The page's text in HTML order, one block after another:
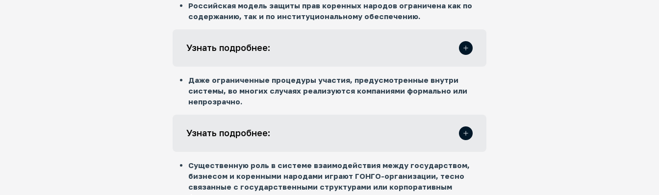
Российская модель защиты прав коренных народов ограничена как по
содержанию, так и по институциональному обеспечению.
Узнать подробнее:
Даже ограниченные процедуры участия, предусмотренные внутри
системы, во многих случаях реализуются компаниями формально или
непрозрачно.
Узнать подробнее:
Существенную роль в системе взаимодействия между государством,
бизнесом и коренными народами играют ГОНГО-организации, тесно
связанные с государственными структурами или корпоративным